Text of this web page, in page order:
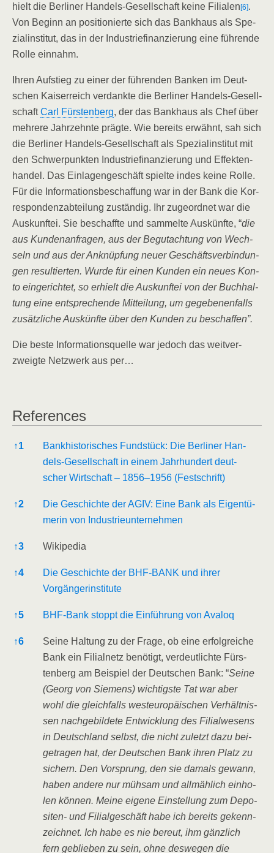
hielt die Ber­li­ner Han­dels-Gesell­schaft kei­ne Filia­len [6].
Von Beginn an posi­tio­nier­te sich das Bank­haus als Spe­
zi­al­in­sti­tut, das in der Indus­trie­fi­nan­zie­rung eine füh­ren­de
Rol­le einnahm.
Ihren Auf­stieg zu einer der füh­ren­den Ban­ken im Deut­
schen Kai­ser­reich ver­dank­te die Ber­li­ner Han­dels-Gesell­
schaftCarl Fürs­ten­berg, der das Bank­haus als Chef über
meh­re­re Jahr­zehn­te präg­te. Wie bereits erwähnt, sah sich
die Ber­li­ner Han­dels-Gesell­schaft als Spe­zi­al­in­sti­tut mit
den Schwer­punk­ten Indus­trie­fi­nan­zie­rung und Effek­ten­
han­del. Das Ein­la­gen­ge­schäft spiel­te indes kei­ne Rol­le.
Für die Infor­ma­ti­ons­be­schaf­fung war in der Bank die Kor­
re­spon­denz­ab­tei­lung zustän­dig. Ihr zuge­ord­net war die
Aus­kunf­tei. Sie beschaff­te und sam­mel­te Aus­künf­te, “die
aus Kun­den­an­fra­gen, aus der Begut­ach­tung von Wech­
seln und aus der Anknüp­fung neu­er Geschäfts­ver­bin­dun­
gen resul­tier­ten. Wur­de für einen Kun­den ein neu­es Kon­
to ein­ge­rich­tet, so erhielt die Aus­kunf­tei von der Buch­hal­
tung eine ent­spre­chen­de Mit­tei­lung, um gege­be­nen­falls
zusätz­li­che Aus­künf­te über den Kun­den zu beschaffen”.
Die bes­te Infor­ma­ti­ons­quel­le war jedoch das weit­ver­
zweig­te Netz­werk aus per…
Refe­ren­ces
Refe­ren­ces
↑1
Bank­his­to­ri­sches Fund­stück: Die Ber­li­ner Han­
dels-Gesell­schaft in einem Jahr­hun­dert deut­
scher Wirt­schaft – 1856–1956 (Fest­schrift)
↑2
Die Geschich­te der AGIV: Eine Bank als Eigen­tü­
me­rin von Industrieunternehmen
↑3 Wiki­pe­dia
↑4
Die Geschich­te der BHF-BANK und ihrer
Vorgängerinstitute
↑5 BHF-Bank stoppt die Ein­füh­rung von Avaloq
↑6
Sei­ne Hal­tung zu der Fra­ge, ob eine erfolg­rei­che
Bank ein Fili­al­netz benö­tigt, ver­deut­lich­te Fürs­
ten­berg am Bei­spiel der Deut­schen Bank: “Sei­ne
(Georg von Sie­mens) wich­tigs­te Tat war aber
wohl die gleich­falls west­eu­ro­päi­schen Ver­hält­nis­
sen nach­ge­bil­de­te Ent­wick­lung des Fili­al­we­sens
in Deutsch­land selbst, die nicht zuletzt dazu bei­
getra­gen hat, der Deut­schen Bank ihren Platz zu
sichern. Den Vor­sprung, den sie damals gewann,
haben ande­re nur müh­sam und all­mäh­lich ein­ho­
len kön­nen. Mei­ne eige­ne Ein­stel­lung zum Depo­
si­ten- und Fili­al­ge­schäft habe ich bereits gekenn­
zeich­net. Ich habe es nie bereut, ihm gänz­lich
fern geblie­ben zu sein, ohne des­we­gen die